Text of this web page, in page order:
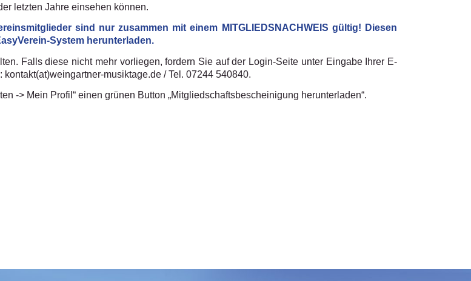
letzten Jahre einsehen können.
sind nur zusammen mit einem MITGLIEDSNACHWEIS gültig! Diesen
System herunterladen.
Falls diese nicht mehr vorliegen, fordern Sie auf der Login-Seite unter Eingabe Ihrer E-
musiktage.de / Tel. 07244 540840.
-> Mein Profil“ einen grünen Button „Mitgliedschaftsbescheinigung herunterladen“.